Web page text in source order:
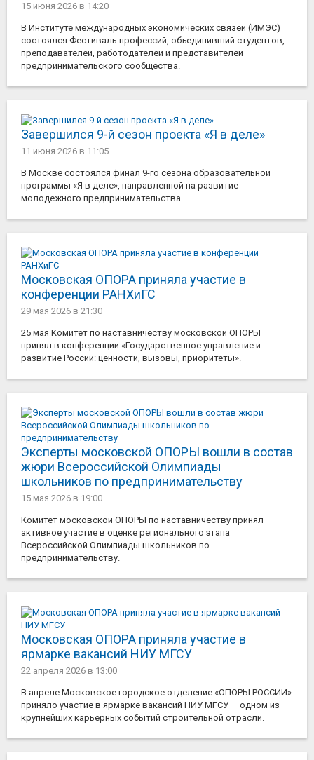
15 июня 2026 в 14:20
В Институте международных экономических связей (ИМЭС)
состоялся Фестиваль профессий, объединивший студентов,
преподавателей, работодателей и представителей
предпринимательского сообщества.
Завершился 9-й сезон проекта «Я в деле»
11 июня 2026 в 11:05
В Москве состоялся финал 9-го сезона образовательной
программы «Я в деле», направленной на развитие
молодежного предпринимательства.
Московская ОПОРА приняла участие в
конференции РАНХиГС
29 мая 2026 в 21:30
25 мая Комитет по наставничеству московской ОПОРЫ
принял в конференции «Государственное управление и
развитие России: ценности, вызовы, приоритеты».
Эксперты московской ОПОРЫ вошли в состав
жюри Всероссийской Олимпиады
школьников по предпринимательству
15 мая 2026 в 19:00
Комитет московской ОПОРЫ по наставничеству принял
активное участие в оценке регионального этапа
Всероссийской Олимпиады школьников по
предпринимательству.
Московская ОПОРА приняла участие в
ярмарке вакансий НИУ МГСУ
22 апреля 2026 в 13:00
В апреле Московское городское отделение «ОПОРЫ РОССИИ»
приняло участие в ярмарке вакансий НИУ МГСУ — одном из
крупнейших карьерных событий строительной отрасли.